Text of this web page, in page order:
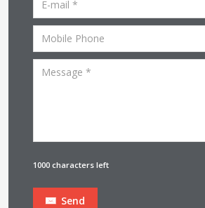
1000 characters left
Send